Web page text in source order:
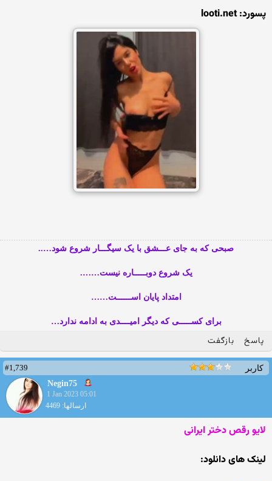
پسورد: looti.net
صبحی که به جای عـــشق با یک سیگـــار شروع شود…..
یک شروع دوبـــــاره نیست…….
امتداد پایان اســــــت……
برای کســـــی که دیگر امیــــدی به ادامه ندارد…
پاسخ بازگفت
کاربر
#1,739
Negin75
1 Jan 2023 05:01
ارسالها: 4469
لایو رقص دختر ایرانی
لینک های دانلود: